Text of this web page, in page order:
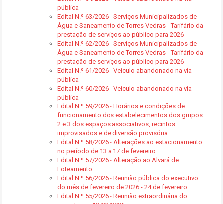
pública
Edital N.º 63/2026 - Serviços Municipalizados de
Água e Saneamento de Torres Vedras - Tarifário da
prestação de serviços ao público para 2026
Edital N.º 62/2026 - Serviços Municipalizados de
Água e Saneamento de Torres Vedras - Tarifário da
prestação de serviços ao público para 2026
Edital N.º 61/2026 - Veiculo abandonado na via
pública
Edital N.º 60/2026 - Veiculo abandonado na via
pública
Edital N.º 59/2026 - Horários e condições de
funcionamento dos estabelecimentos dos grupos
2 e 3 dos espaços associativos, recintos
improvisados e de diversão provisória
Edital N.º 58/2026 - Alterações ao estacionamento
no período de 13 a 17 de fevereiro
Edital N.º 57/2026 - Alteração ao Alvará de
Loteamento
Edital N.º 56/2026 - Reunião pública do executivo
do mês de fevereiro de 2026 - 24 de fevereiro
Edital N.º 55/2026 - Reunião extraordinária do